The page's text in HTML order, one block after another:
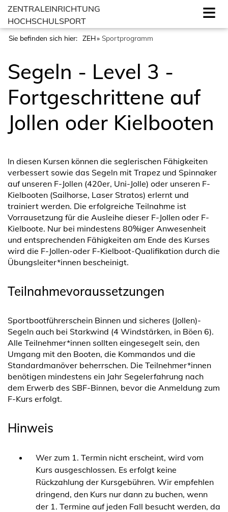
ZENTRALEINRICHTUNG
HOCHSCHULSPORT
Sie befinden sich hier: ZEH Sportprogramm
Segeln - Level 3 -
Fortgeschrittene auf
Jollen oder Kielbooten
In diesen Kursen können die seglerischen Fähigkeiten
verbessert sowie das Segeln mit Trapez und Spinnaker
auf unseren F-Jollen (420er, Uni-Jolle) oder unseren F-
Kielbooten (Sailhorse, Laser Stratos) erlernt und
trainiert werden. Die erfolgreiche Teilnahme ist
Vorrausetzung für die Ausleihe dieser F-Jollen oder F-
Kielboote. Nur bei mindestens 80%iger Anwesenheit
und entsprechenden Fähigkeiten am Ende des Kurses
wird die F-Jollen-oder F-Kielboot-Qualifikation durch die
Übungsleiter*innen bescheinigt.
Teilnahmevoraussetzungen
Sportbootführerschein Binnen und sicheres (Jollen)-
Segeln auch bei Starkwind (4 Windstärken, in Böen 6).
Alle Teilnehmer*innen sollten eingesegelt sein, den
Umgang mit den Booten, die Kommandos und die
Standardmanöver beherrschen. Die Teilnehmer*innen
benötigen mindestens ein Jahr Segelerfahrung nach
dem Erwerb des SBF-Binnen, bevor die Anmeldung zum
F-Kurs erfolgt.
Hinweis
Wer zum 1. Termin nicht erscheint, wird vom
Kurs ausgeschlossen. Es erfolgt keine
Rückzahlung der Kursgebühren. Wir empfehlen
dringend, den Kurs nur dann zu buchen, wenn
der 1. Termine auf jeden Fall besucht werden, da